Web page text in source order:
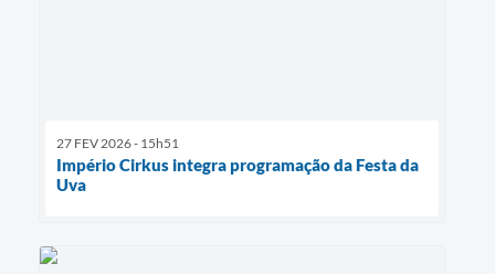
27 FEV 2026 - 15h51
Império Cirkus integra programação da Festa da
Uva